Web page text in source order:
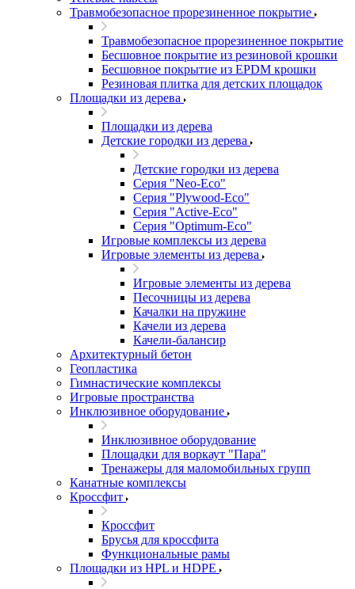
Травмобезопасное прорезиненное покрытие
Травмобезопасное прорезиненное покрытие
Бесшовное покрытие из резиновой крошки
Бесшовное покрытие из EPDM крошки
Резиновая плитка для детских площадок
Площадки из дерева
Площадки из дерева
Детские городки из дерева
Детские городки из дерева
Серия "Neo-Eco"
Серия "Plywood-Eco"
Серия "Active-Eco"
Серия "Оptimum-Еco"
Игровые комплексы из дерева
Игровые элементы из дерева
Игровые элементы из дерева
Песочницы из дерева
Качалки на пружине
Качели из дерева
Качели-балансир
Архитектурный бетон
Геопластика
Гимнастические комплексы
Игровые пространства
Инклюзивное оборудование
Инклюзивное оборудование
Площадки для воркаут "Пара"
Тренажеры для маломобильных групп
Канатные комплексы
Кроссфит
Кроссфит
Брусья для кроссфита
Функциональные рамы
Площадки из HPL и HDPE